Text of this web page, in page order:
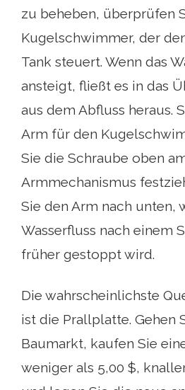
zu beheben, überprüfen
Kugelschwimmer, der
Tank steuert. Wenn das
ansteigt, fließt es in das
aus dem Abfluss heraus.
Arm für den
Sie die Schraube oben
Armmechanismus
Sie den Arm nach unten,
Wasserfluss nach einem
früher gestoppt wird.
Die wahrscheinlichste
ist die Prallplatte. Gehen
Baumarkt, kaufen Sie
weniger als 5,00 $,